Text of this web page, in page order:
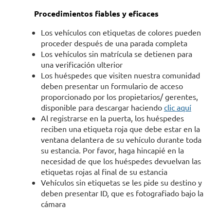
Procedimientos fiables y eficaces
Los vehículos con etiquetas de colores pueden
proceder después de una parada completa
Los vehículos sin matrícula se detienen para
una verificación ulterior
Los huéspedes que visiten nuestra comunidad
deben presentar un formulario de acceso
proporcionado por los propietarios/ gerentes,
disponible para descargar haciendo clic aquí
Al registrarse en la puerta, los huéspedes
reciben una etiqueta roja que debe estar en la
ventana delantera de su vehículo durante toda
su estancia. Por favor, haga hincapié en la
necesidad de que los huéspedes devuelvan las
etiquetas rojas al final de su estancia
Vehículos sin etiquetas se les pide su destino y
deben presentar ID, que es fotografiado bajo la
cámara